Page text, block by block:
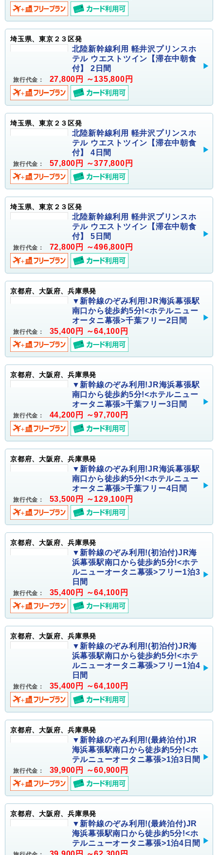
埼玉県、東京２３区発
北陸新幹線利用 軽井沢プリンスホ
テル ウエストツイン【滞在中朝食
付】 2日間
旅行代金： 27,800円 ～135,800円
埼玉県、東京２３区発
北陸新幹線利用 軽井沢プリンスホ
テル ウエストツイン【滞在中朝食
付】 4日間
旅行代金： 57,800円 ～377,800円
埼玉県、東京２３区発
北陸新幹線利用 軽井沢プリンスホ
テル ウエストツイン【滞在中朝食
付】 5日間
旅行代金： 72,800円 ～496,800円
京都府、大阪府、兵庫県発
▼新幹線のぞみ利用!JR海浜幕張駅
南口から徒歩約5分!<ホテルニュー
オータニ幕張>千葉フリー2日間
旅行代金： 35,400円 ～64,100円
京都府、大阪府、兵庫県発
▼新幹線のぞみ利用!JR海浜幕張駅
南口から徒歩約5分!<ホテルニュー
オータニ幕張>千葉フリー3日間
旅行代金： 44,200円 ～97,700円
京都府、大阪府、兵庫県発
▼新幹線のぞみ利用!JR海浜幕張駅
南口から徒歩約5分!<ホテルニュー
オータニ幕張>千葉フリー4日間
旅行代金： 53,500円 ～129,100円
京都府、大阪府、兵庫県発
▼新幹線のぞみ利用!(初泊付)JR海
浜幕張駅南口から徒歩約5分!<ホテ
ルニューオータニ幕張>フリー1泊3
日間
旅行代金： 35,400円 ～64,100円
京都府、大阪府、兵庫県発
▼新幹線のぞみ利用!(初泊付)JR海
浜幕張駅南口から徒歩約5分!<ホテ
ルニューオータニ幕張>フリー1泊4
日間
旅行代金： 35,400円 ～64,100円
京都府、大阪府、兵庫県発
▼新幹線のぞみ利用!(最終泊付)JR
海浜幕張駅南口から徒歩約5分!<ホ
テルニューオータニ幕張>1泊3日間
旅行代金： 39,900円 ～60,900円
京都府、大阪府、兵庫県発
▼新幹線のぞみ利用!(最終泊付)JR
海浜幕張駅南口から徒歩約5分!<ホ
テルニューオータニ幕張>1泊4日間